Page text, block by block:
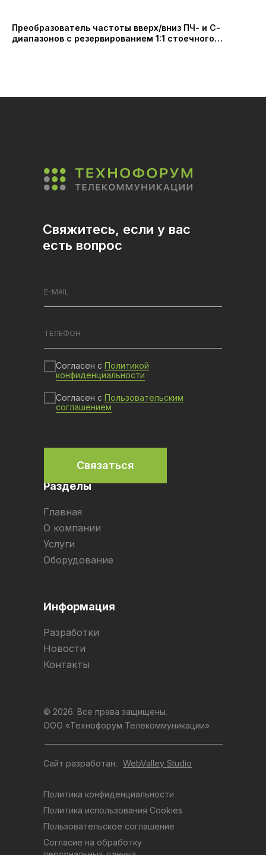
Преобразователь частоты вверх/вниз ПЧ- и С-
диапазонов с резервированием 1:1 стоечного
Разделы
Информация
Главная
О компании
Услуги
Оборудование
Разработки
Новости
Контакты
Политика использования Cookies
Согласие на обработку
Пользовательское соглашение
Политика конфиденциальности
© 2026. Все права защищены.
ООО «Технофорум Телекоммуникации»
Сайт разработан:
Согласен с Политикой
конфиденциальности
Согласен с Пользовательским
соглашением
Связаться
Свяжитесь, если у вас
есть вопрос
WebValley Studio